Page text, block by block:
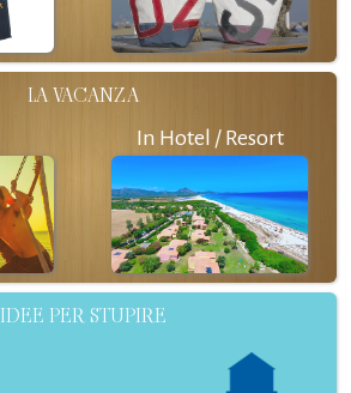
LA VACANZA
In Hotel / Resort
IDEE PER STUPIRE